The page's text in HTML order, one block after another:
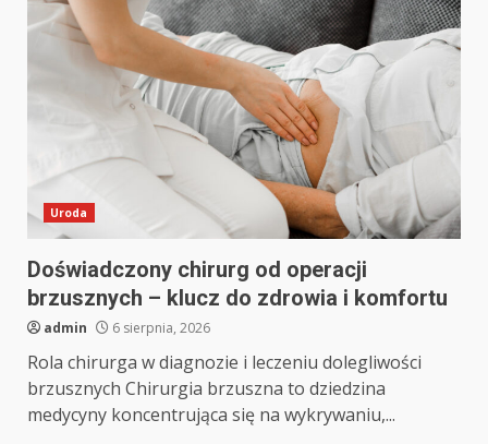
Uroda
Doświadczony chirurg od operacji
brzusznych – klucz do zdrowia i komfortu
admin 6 sierpnia, 2026
Rola chirurga w diagnozie i leczeniu dolegliwości
brzusznych Chirurgia brzuszna to dziedzina
medycyny koncentrująca się na wykrywaniu,...